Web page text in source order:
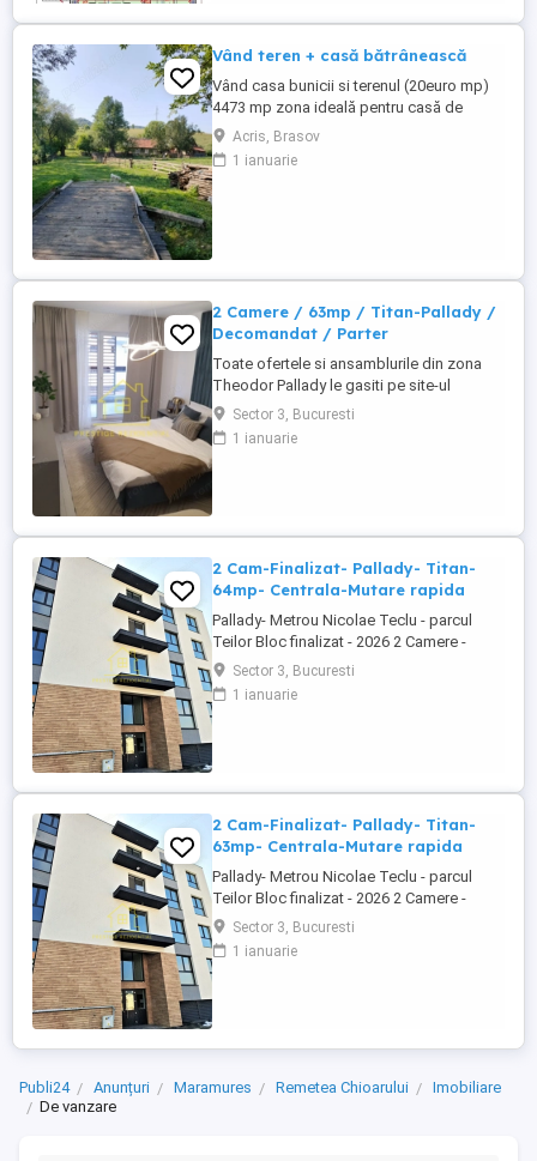
pardoseala, centrala termica, parcare
inclusa. Bloc ...
Vând teren + casă bătrânească
Vând casa bunicii si terenul (20euro mp)
4473 mp zona ideală pentru casă de
locuit, cabane sau casă de vacanță, in
partea din fata terenul este in hotar cu râul
Acriș... Zonă foarte liniștită cu priveliște
Acris, Brasov
1 ianuarie
2 Camere / 63mp / Titan-Pallady /
Decomandat / Parter
Toate ofertele si ansamblurile din zona
Theodor Pallady le gasiti pe site-ul
prestige-rezidential.ro DIRECT
DEZVOLTATOR - COMISION 0% Tip
proprietate - Apartament 2 camere
Facilitati in ...
Sector 3, Bucuresti
1 ianuarie
2 Cam-Finalizat- Pallady- Titan-
64mp- Centrala-Mutare rapida
Pallady- Metrou Nicolae Teclu - parcul
Teilor Bloc finalizat - 2026 2 Camere -
Mutare rapida! Pallady - parcul Teilor -
Metrou Teclu - vanzare apartament 2
camere, decomandat, suprafata 64 mp,
Apartamentul ...
Sector 3, Bucuresti
1 ianuarie
2 Cam-Finalizat- Pallady- Titan-
63mp- Centrala-Mutare rapida
Pallady- Metrou Nicolae Teclu - parcul
Teilor Bloc finalizat - 2026 2 Camere -
Mutare rapida! Pallady - parcul Teilor -
Metrou Teclu - vanzare apartament 2
camere, decomandat, suprafata 64 mp,
Apartamentul ...
Sector 3, Bucuresti
1 ianuarie
Publi24 Anunțuri Maramures Remetea Chioarului
Imobiliare
De vanzare